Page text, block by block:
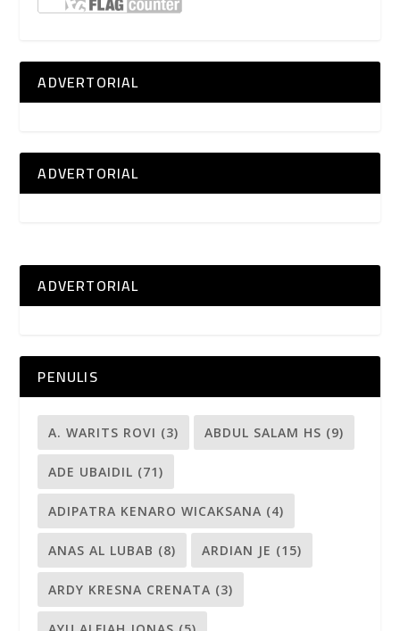
ADVERTORIAL
ADVERTORIAL
ADVERTORIAL
PENULIS
A. WARITS ROVI (3) ABDUL SALAM HS (9)
ADE UBAIDIL (71)
ADIPATRA KENARO WICAKSANA (4)
ANAS AL LUBAB (8) ARDIAN JE (15)
ARDY KRESNA CRENATA (3)